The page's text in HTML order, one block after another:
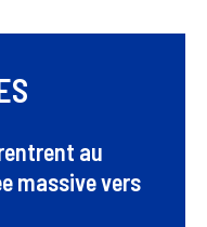
au
massive vers